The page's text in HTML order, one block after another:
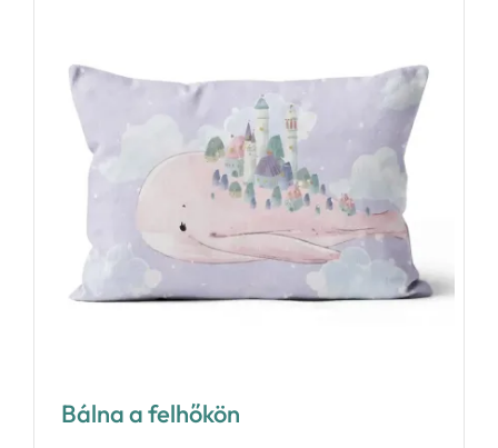
Bálna a felhőkön